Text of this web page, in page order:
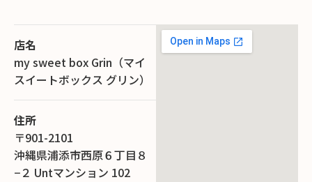
店名
my sweet box Grin（マイ
スイートボックス グリン）
住所
〒901-2101
沖縄県浦添市西原６丁目８
−２ Untマンション 102